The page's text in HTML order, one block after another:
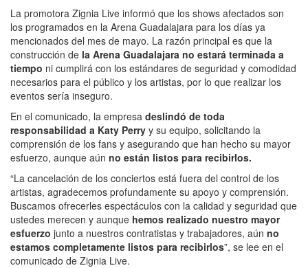
La promotora Zignia Live informó que los shows afectados son
los programados en la Arena Guadalajara para los días ya
mencionados del mes de mayo. La razón principal es que la
construcción de la Arena Guadalajara no estará terminada a
tiempo ni cumplirá con los estándares de seguridad y comodidad
necesarios para el público y los artistas, por lo que realizar los
eventos sería inseguro.
En el comunicado, la empresa deslindó de toda
responsabilidad a Katy Perry y su equipo, solicitando la
comprensión de los fans y asegurando que han hecho su mayor
esfuerzo, aunque aún no están listos para recibirlos.
“La cancelación de los conciertos está fuera del control de los
artistas, agradecemos profundamente su apoyo y comprensión.
Buscamos ofrecerles espectáculos con la calidad y seguridad que
ustedes merecen y aunque hemos realizado nuestro mayor
esfuerzo junto a nuestros contratistas y trabajadores, aún no
estamos completamente listos para recibirlos”, se lee en el
comunicado de Zignia Live.